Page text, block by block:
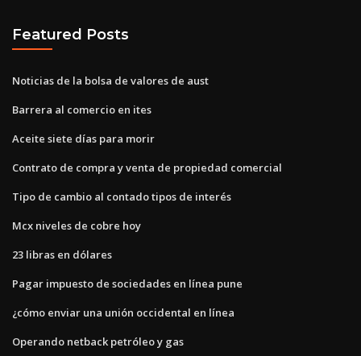
Featured Posts
Noticias de la bolsa de valores de aust
Barrera al comercio en ites
Aceite siete días para morir
Contrato de compra y venta de propiedad comercial
Tipo de cambio al contado tipos de interés
Mcx niveles de cobre hoy
23 libras en dólares
Pagar impuesto de sociedades en línea pune
¿cómo enviar una unión occidental en línea
Operando netback petróleo y gas